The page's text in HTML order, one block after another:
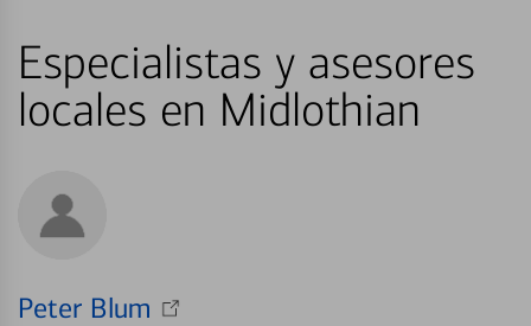
Especialistas y asesores
locales en Midlothian
Peter Blum